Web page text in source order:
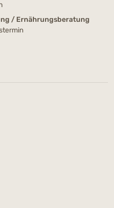
/ Ernährungsberatung